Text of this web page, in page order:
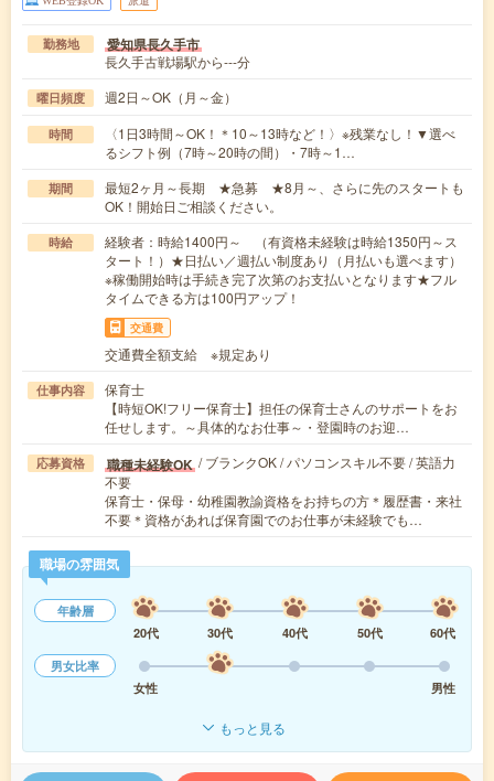
勤務地 愛知県長久手市
長久手古戦場駅から---分
曜日頻度 週2日～OK（月～金）
時間
〈1日3時間～OK！＊10～13時など！〉※残業なし！▼選べ
るシフト例（7時～20時の間）・7時～1…
期間
最短2ヶ月～長期 ★急募 ★8月～、さらに先のスタートも
OK！開始日ご相談ください。
時給
経験者：時給1400円～ （有資格未経験は時給1350円～ス
タート！）★日払い／週払い制度あり（月払いも選べます）
※稼働開始時は手続き完了次第のお支払いとなります★フル
タイムできる方は100円アップ！
交通費
交通費全額支給 ※規定あり
仕事内容
保育士
【時短OK!フリー保育士】担任の保育士さんのサポートをお
任せします。～具体的なお仕事～・登園時のお迎…
応募資格 職種未経験OK / ブランクOK / パソコンスキル不要 / 英語力
不要
保育士・保母・幼稚園教諭資格をお持ちの方＊履歴書・来社
不要＊資格があれば保育園でのお仕事が未経験でも…
職場の雰囲気
年齢層
20代
30代 40代 50代
60代
男女比率
女性
男性
もっと見る